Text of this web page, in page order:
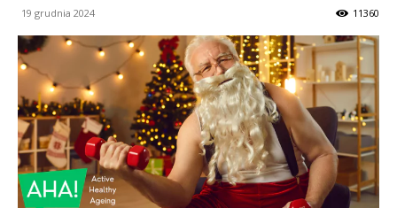
19 grudnia 2024 11360